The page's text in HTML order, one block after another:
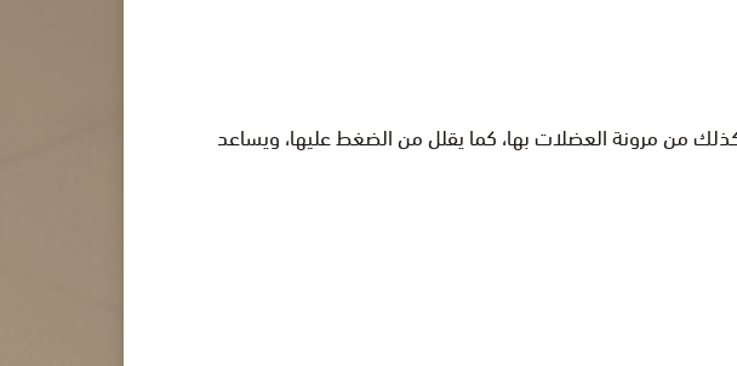
من مرونة العضلات بها، كما يقلل من الضغط عليها، ويساعد